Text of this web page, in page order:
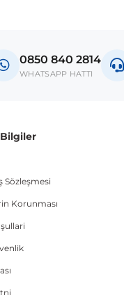
ve kasa tipleri
0850 840 2814
WHATSAPP HATTI
Sözleşmesi
Korunması